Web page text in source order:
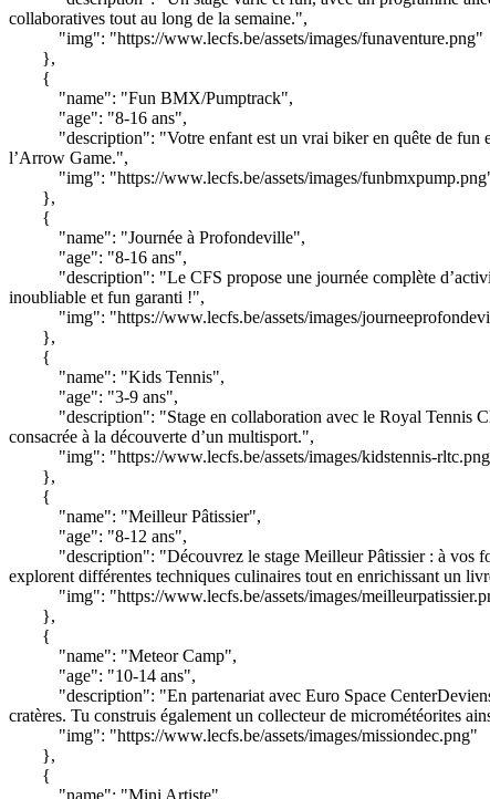
collaboratives tout au long de la semaine.",
"img": "https://www.lecfs.be/assets/images/funaventure.png"
},
{
"name": "Fun BMX/Pumptrack",
"age": "8-16 ans",
"description": "Votre enfant est un vrai biker en quête de fun
l’Arrow Game.",
"img": "https://www.lecfs.be/assets/images/
},
{
"name": "Journée à Profondeville",
"age": "8-16 ans",
"description": "Le CFS propose une journée complète
inoubliable et fun garanti !",
"img": "https://www.lecfs.be/assets/images/
},
{
"name": "Kids Tennis",
"age": "3-9 ans",
"description": "Stage en collaboration avec le Royal Tennis
consacrée à la découverte d’un multisport.",
"img": "https://www.lecfs.be/assets/images/kidstennis-
},
{
"name": "Meilleur Pâtissier",
"age": "8-12 ans",
"description": "Découvrez le stage Meilleur Pâtissier : à vos
explorent différentes techniques culinaires tout en enrichissant un
"img": "https://www.lecfs.be/assets/images/
},
{
"name": "Meteor Camp",
"age": "10-14 ans",
"description": "En partenariat avec Euro Space
cratères. Tu construis également un collecteur de micrométéorites
"img": "https://www.lecfs.be/assets/images/missiondec.png"
},
{
"name": "Mini Artiste",